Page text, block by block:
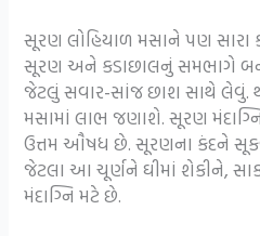
સૂરણ લોહિયાળ મસાને પણ સારા
સૂરણ અને કડાછાલનું સમભાગે
જેટલું સવાર-સાંજ છાશ સાથે લેવું.
મસામાં લાભ જણાશે. સૂરણ
ઉત્તમ ઔષધ છે. સૂરણના કંદને
જેટલા આ ચૂર્ણને ઘીમાં શેકીને,
મંદાગ્નિ મટે છે.